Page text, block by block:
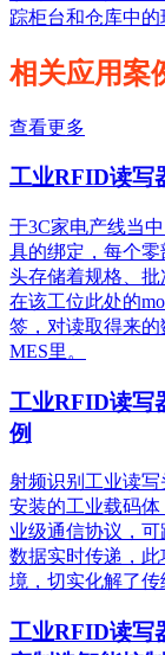
踪柜台和仓库中的
相关应用案
查看更多
工业RFID读写
于3C家电产线当
具的绑定，每个
头存储着规格、
在该工位此处的
签，对读取得来
MES里。
工业RFID读写
例
射频识别工业读
安装的工业载码
业级通信协议，
数据实时传递，
境，切实化解了传
工业RFID读写